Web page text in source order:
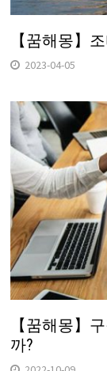
【꿈해몽】
2023-04-05
【꿈해몽】
까?